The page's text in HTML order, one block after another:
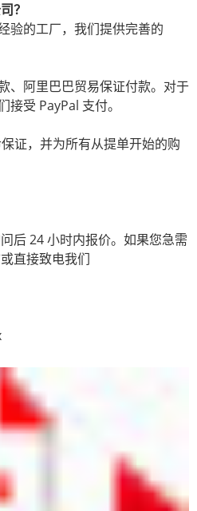
？
验的工厂，我们提供完善的
、阿里巴巴贸易保证付款。对于
受 PayPal 支付。
证，并为所有从提单开始的购
后 24 小时内报价。如果您急需
直接致电我们